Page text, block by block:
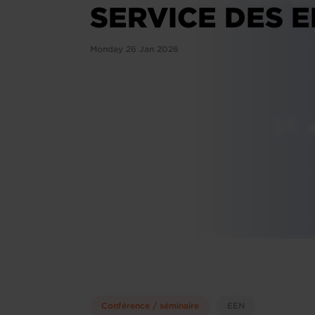
SERVICE DES
Monday 26 Jan 2026
Conférence / séminaire EEN